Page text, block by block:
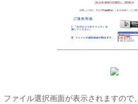
ファイル選択画面が表示されますので